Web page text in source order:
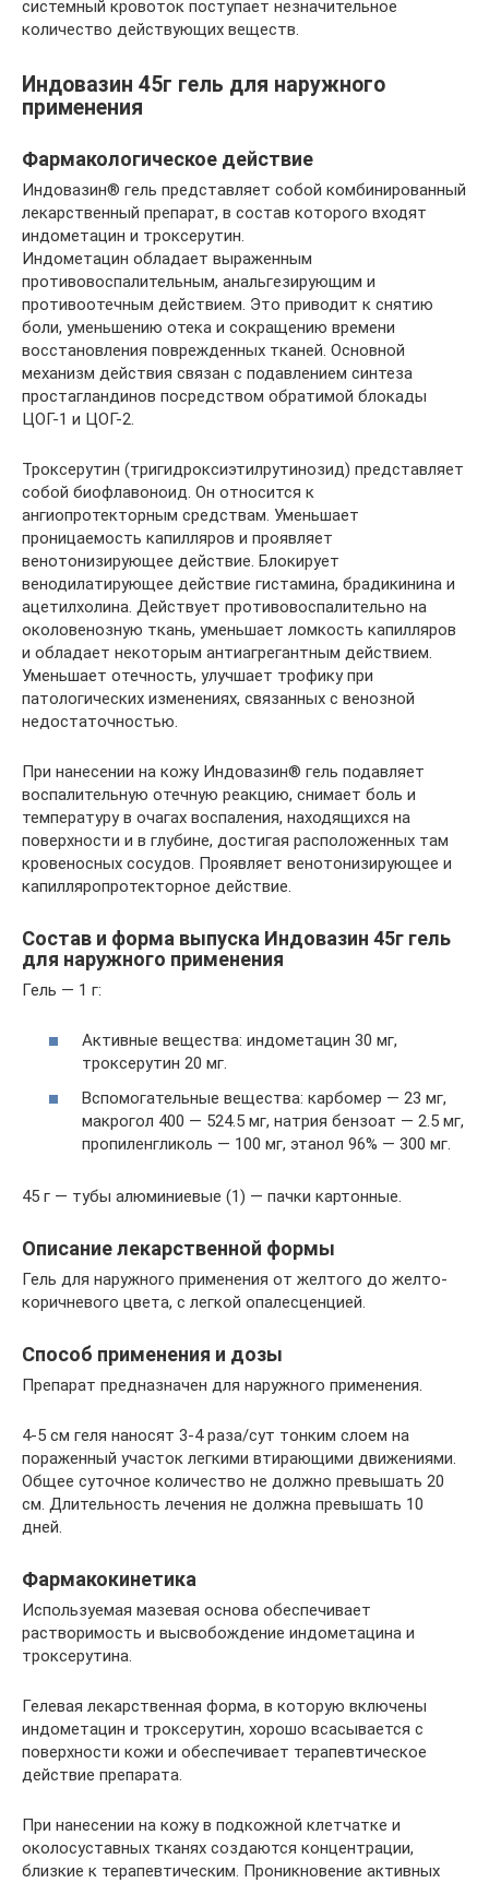
системный кровоток поступает незначительное
количество действующих веществ.
Индовазин 45г гель для наружного
применения
Фармакологическое действие
Индовазин® гель представляет собой комбинированный
лекарственный препарат, в состав которого входят
индометацин и троксерутин.
Индометацин обладает выраженным
противовоспалительным, анальгезирующим и
противоотечным действием. Это приводит к снятию
боли, уменьшению отека и сокращению времени
восстановления поврежденных тканей. Основной
механизм действия связан с подавлением синтеза
простагландинов посредством обратимой блокады
ЦОГ-1 и ЦОГ-2.
Троксерутин (тригидроксиэтилрутинозид) представляет
собой биофлавоноид. Он относится к
ангиопротекторным средствам. Уменьшает
проницаемость капилляров и проявляет
венотонизирующее действие. Блокирует
венодилатирующее действие гистамина, брадикинина и
ацетилхолина. Действует противовоспалительно на
околовенозную ткань, уменьшает ломкость капилляров
и обладает некоторым антиагрегантным действием.
Уменьшает отечность, улучшает трофику при
патологических изменениях, связанных с венозной
недостаточностью.
При нанесении на кожу Индовазин® гель подавляет
воспалительную отечную реакцию, снимает боль и
температуру в очагах воспаления, находящихся на
поверхности и в глубине, достигая расположенных там
кровеносных сосудов. Проявляет венотонизирующее и
капилляропротекторное действие.
Состав и форма выпуска Индовазин 45г гель
для наружного применения
Гель — 1 г:
Активные вещества: индометацин 30 мг,
троксерутин 20 мг.
Вспомогательные вещества: карбомер — 23 мг,
макрогол 400 — 524.5 мг, натрия бензоат — 2.5 мг,
пропиленгликоль — 100 мг, этанол 96% — 300 мг.
45 г — тубы алюминиевые (1) — пачки картонные.
Описание лекарственной формы
Гель для наружного применения от желтого до желто-
коричневого цвета, с легкой опалесценцией.
Способ применения и дозы
Препарат предназначен для наружного применения.
4-5 см геля наносят 3-4 раза/сут тонким слоем на
пораженный участок легкими втирающими движениями.
Общее суточное количество не должно превышать 20
см. Длительность лечения не должна превышать 10
дней.
Фармакокинетика
Используемая мазевая основа обеспечивает
растворимость и высвобождение индометацина и
троксерутина.
Гелевая лекарственная форма, в которую включены
индометацин и троксерутин, хорошо всасывается с
поверхности кожи и обеспечивает терапевтическое
действие препарата.
При нанесении на кожу в подкожной клетчатке и
околосуставных тканях создаются концентрации,
близкие к терапевтическим. Проникновение активных